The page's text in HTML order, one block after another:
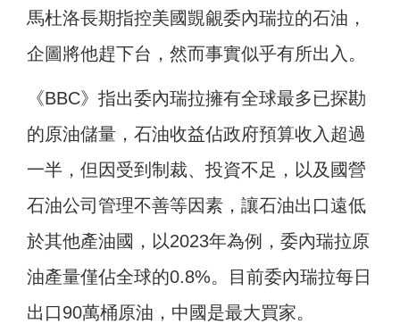
馬杜洛長期指控美國覬覦委內瑞拉的石油，
企圖將他趕下台，然而事實似乎有所出入。
《BBC》指出委內瑞拉擁有全球最多已探勘
的原油儲量，石油收益佔政府預算收入超過
一半，但因受到制裁、投資不足，以及國營
石油公司管理不善等因素，讓石油出口遠低
於其他產油國，以2023年為例，委內瑞拉原
油產量僅佔全球的0.8%。目前委內瑞拉每日
出口90萬桶原油，中國是最大買家。